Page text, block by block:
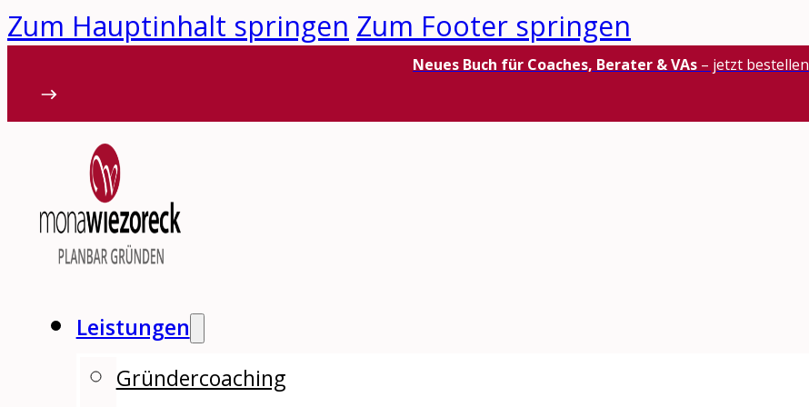
Zum Hauptinhalt springen Zum Footer springen
Neues Buch für Coaches, Berater & VAs – jetzt bestellen
Leistungen
Gründercoaching